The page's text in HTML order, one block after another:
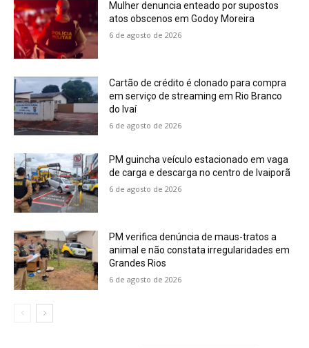
Mulher denuncia enteado por supostos
atos obscenos em Godoy Moreira
6 de agosto de 2026
Cartão de crédito é clonado para compra
em serviço de streaming em Rio Branco
do Ivaí
6 de agosto de 2026
PM guincha veículo estacionado em vaga
de carga e descarga no centro de Ivaiporã
6 de agosto de 2026
PM verifica denúncia de maus-tratos a
animal e não constata irregularidades em
Grandes Rios
6 de agosto de 2026